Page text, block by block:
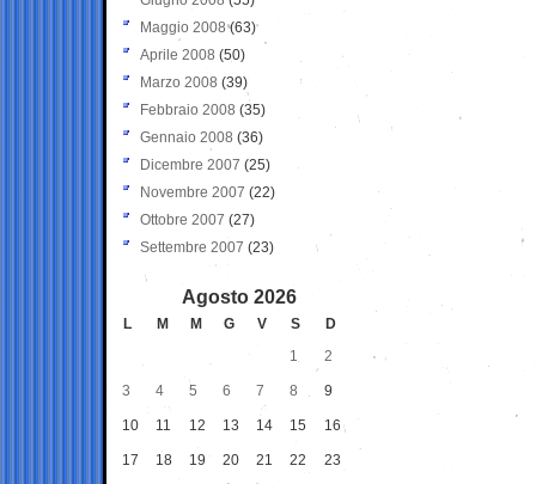
Maggio 2008(63)
Aprile 2008 (50)
Marzo 2008 (39)
Febbraio 2008 (35)
Gennaio 2008 (36)
Dicembre 2007 (25)
Novembre 2007 (22)
Ottobre 2007 (27)
Settembre 2007 (23)
Agosto 2026
L M M G V S
D
1
2
3 4 5 6 7 8 9
10 11 12 13 14 15 16
17 18 19 20 21 22 23